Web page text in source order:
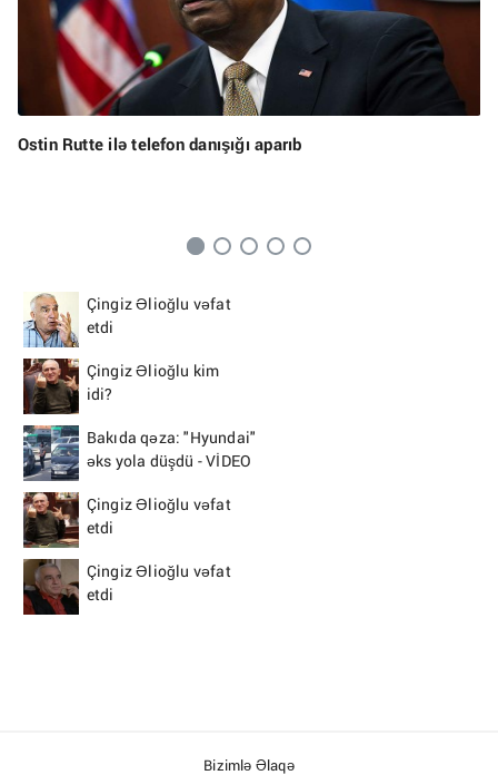
Ostin Rutte ilə telefon danışığı aparıb
Çingiz Əlioğlu vəfat
etdi
Çingiz Əlioğlu kim
idi?
Bakıda qəza: "Hyundai"
əks yola düşdü - VİDEO
Çingiz Əlioğlu vəfat
etdi
Çingiz Əlioğlu vəfat
etdi
Bizimlə Əlaqə